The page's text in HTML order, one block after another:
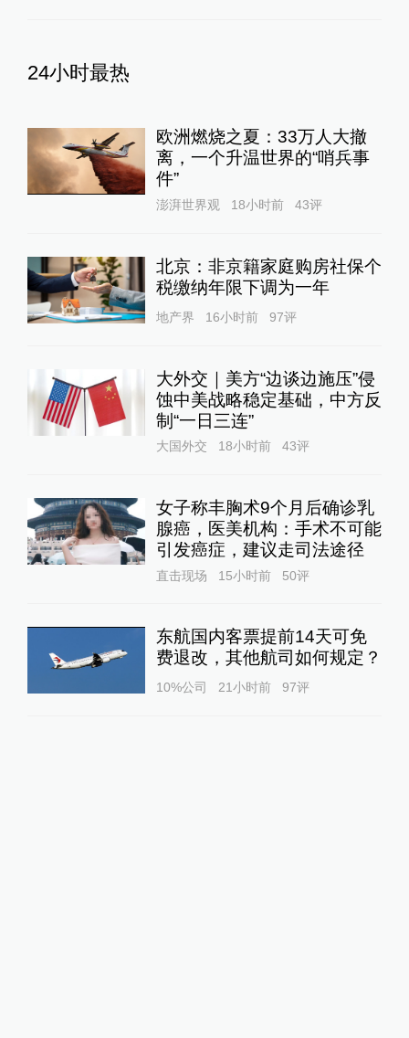
24小时最热
欧洲燃烧之夏：33万人大撤
离，一个升温世界的“哨兵事
件”
澎湃世界观 18小时前 43评
北京：非京籍家庭购房社保个
税缴纳年限下调为一年
地产界 16小时前 97评
大外交｜美方“边谈边施压”侵
蚀中美战略稳定基础，中方反
制“一日三连”
大国外交 18小时前 43评
女子称丰胸术9个月后确诊乳
腺癌，医美机构：手术不可能
引发癌症，建议走司法途径
直击现场 15小时前 50评
东航国内客票提前14天可免
费退改，其他航司如何规定？
10%公司 21小时前 97评